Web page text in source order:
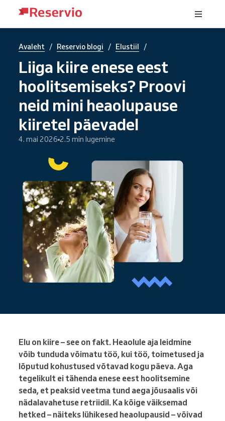
Avaleht / Reservio blogi / Elustiil /
Liiga kiire enese eest
hoolitsemiseks? Proovi
neid mini heaolupause
kiiretel päevadel
4. mai 2026 2.5 min lugemine
Elu on kiire – see on fakt. Heaolule aja leidmine
võib tunduda võimatu töö, kui töö, toimetused ja
lõputud kohustused võtavad kogu päeva. Aga
tegelikult ei tähenda enese eest hoolitsemine
seda, et peaksid veetma tund aega jõusaalis või
nädalavahetuse retriidil. Ka kõige väiksemad
hetked – näiteks lühikesed heaolupausid – võivad